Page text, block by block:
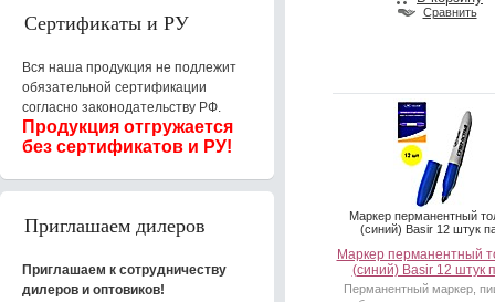
Сертификаты и РУ
Вся наша продукция не подлежит
обязательной сертификации
согласно законодательству РФ.
Продукция отгружается
без сертификатов и РУ!
Приглашаем дилеров
Приглашаем к сотрудничеству
дилеров и оптовиков!
Сравнить
Маркер перманентный
(синий) Basir 12 штук
Маркер перманентный
(синий) Basir 12 штук
Перманентный маркер,